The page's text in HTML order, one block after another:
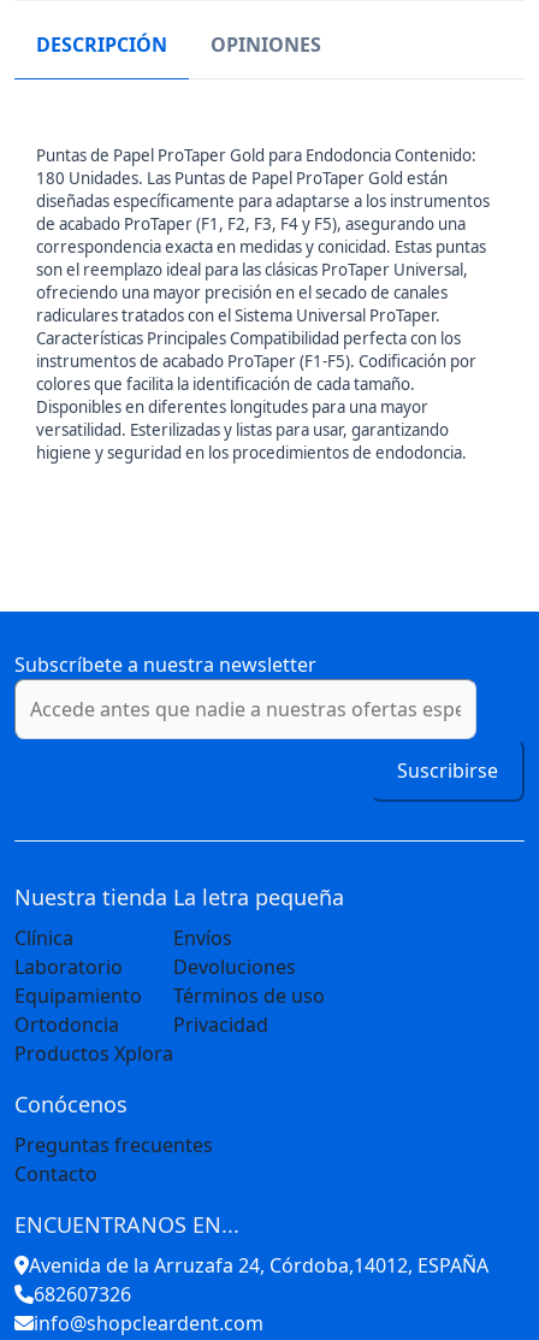
DESCRIPCIÓN OPINIONES
Puntas de Papel ProTaper Gold para Endodoncia Contenido:
180 Unidades. Las Puntas de Papel ProTaper Gold están
diseñadas específicamente para adaptarse a los instrumentos
de acabado ProTaper (F1, F2, F3, F4 y F5), asegurando una
correspondencia exacta en medidas y conicidad. Estas puntas
son el reemplazo ideal para las clásicas ProTaper Universal,
ofreciendo una mayor precisión en el secado de canales
radiculares tratados con el Sistema Universal ProTaper.
Características Principales Compatibilidad perfecta con los
instrumentos de acabado ProTaper (F1-F5). Codificación por
colores que facilita la identificación de cada tamaño.
Disponibles en diferentes longitudes para una mayor
versatilidad. Esterilizadas y listas para usar, garantizando
higiene y seguridad en los procedimientos de endodoncia.
Subscríbete a nuestra newsletter
Suscribirse
Nuestra tienda
Clínica
Laboratorio
Equipamiento
Ortodoncia
Productos Xplora
La letra pequeña
Envíos
Devoluciones
Términos de uso
Privacidad
Conócenos
Preguntas frecuentes
Contacto
ENCUENTRANOS EN...
Avenida de la Arruzafa 24, Córdoba,14012, ESPAÑA
682607326
info@shopcleardent.com